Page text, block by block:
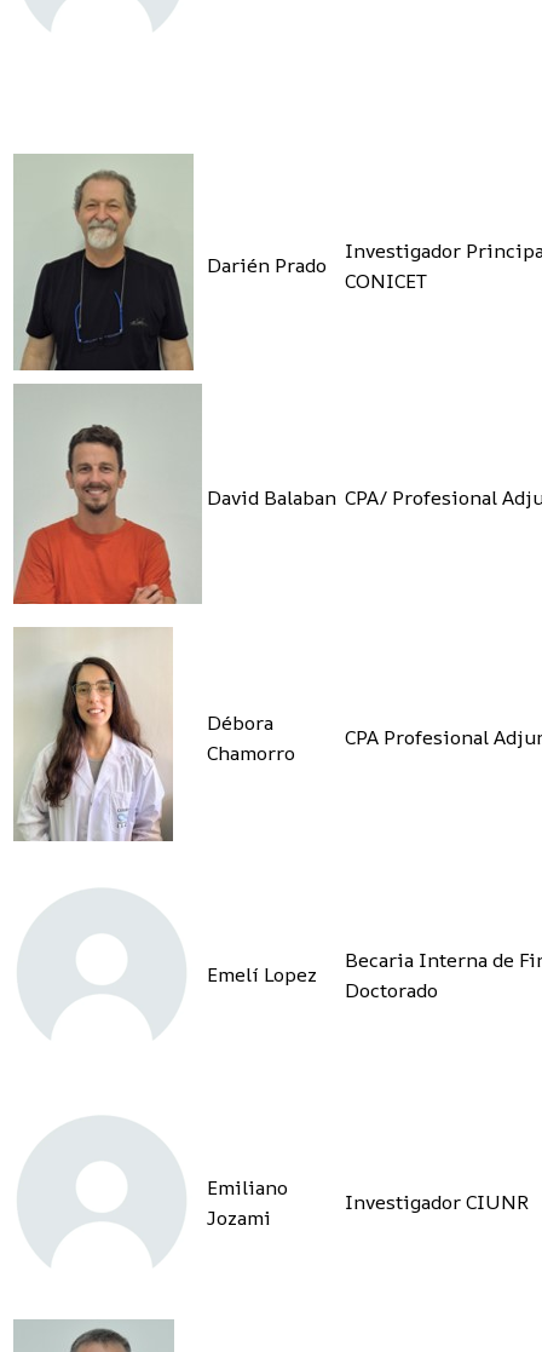
Darién Prado
Investigador
CONICET
David Balaban CPA/ Profesional
Débora
Chamorro
CPA Profesional
Emelí Lopez
Becaria Interna de
Doctorado
Emiliano
Jozami
Investigador CIUNR